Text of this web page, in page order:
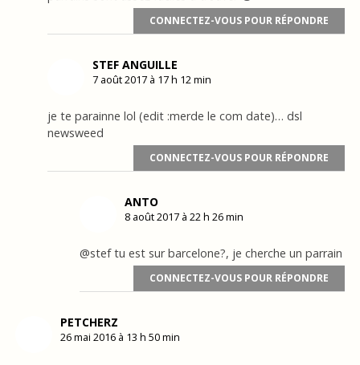
CONNECTEZ-VOUS POUR RÉPONDRE
STEF ANGUILLE
7 août 2017 à 17 h 12 min
je te parainne lol (edit :merde le com date)… dsl
newsweed
CONNECTEZ-VOUS POUR RÉPONDRE
ANTO
8 août 2017 à 22 h 26 min
@stef tu est sur barcelone?, je cherche un parrain
CONNECTEZ-VOUS POUR RÉPONDRE
PETCHERZ
26 mai 2016 à 13 h 50 min